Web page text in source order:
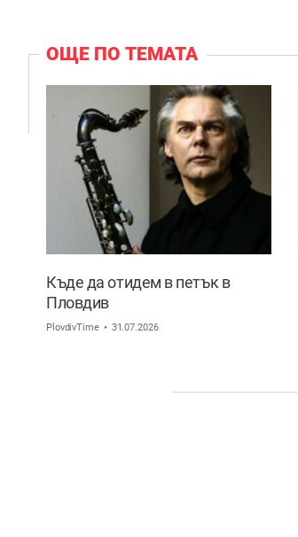
ОЩЕ ПО ТЕМАТА
Къде да отидем в петък в
Пловдив
PlovdivTime 31.07.2026